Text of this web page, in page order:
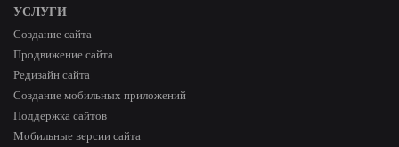
УСЛУГИ
Создание сайта
Продвижение сайта
Редизайн сайта
Создание мобильных приложений
Поддержка сайтов
Мобильные версии сайта